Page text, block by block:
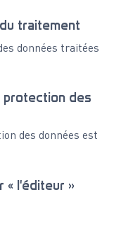
traitement
données traitées
protection des
des données est
« l'éditeur »